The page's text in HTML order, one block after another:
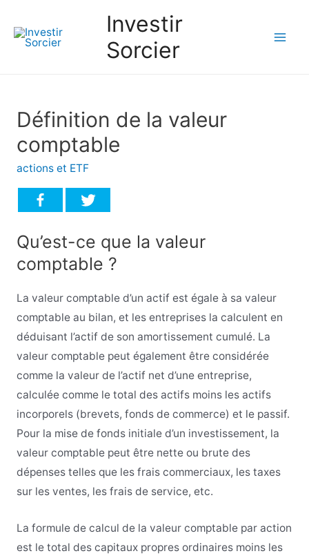
Investir
Sorcier
Définition de la valeur
comptable
actions et ETF
Qu’est-ce que la valeur
comptable ?
La valeur comptable d’un actif est égale à sa valeur
comptable au bilan, et les entreprises la calculent en
déduisant l’actif de son amortissement cumulé. La
valeur comptable peut également être considérée
comme la valeur de l’actif net d’une entreprise,
calculée comme le total des actifs moins les actifs
incorporels (brevets, fonds de commerce) et le passif.
Pour la mise de fonds initiale d’un investissement, la
valeur comptable peut être nette ou brute des
dépenses telles que les frais commerciaux, les taxes
sur les ventes, les frais de service, etc.
La formule de calcul de la valeur comptable par action
est le total des capitaux propres ordinaires moins les